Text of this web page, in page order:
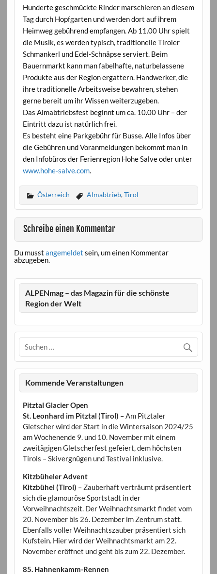
Hunderte geschmückte Rinder marschieren an diesem
Tag durch Hopfgarten und werden dort auf ihrem
Heimweg gebührend empfangen. Ab 11.00 Uhr spielt
die Musik, es werden typisch, traditionelle Tiroler
Schmankerl und Edel-Schnäpse serviert. Beim
Bauernmarkt kann man fabelhafte, naturbelassene
Produkte aus der Region ergattern. Handwerker, die
ihre traditionelle Arbeitsweise bewahren, stehen
gerne bereit um ihr Wissen weiterzugeben.
Das Almabtriebsfest beginnt um ca. 10.00 Uhr – der
Eintritt dazu ist natürlich frei.
Es besteht eine Parkgebühr für Busse. Alle Infos über
die Gebühren und Voranmeldungen bekommt man in
den Infobüros der Ferienregion Hohe Salve oder unter
www.hohe-salve.com.
Österreich Almabtrieb,Tirol
Schreibe einen Kommentar
Du musst angemeldet sein, um einen Kommentar
abzugeben.
ALPENmag – das Magazin für die schönste
Region der Welt
Kommende Veranstaltungen
Pitztal Glacier Open
St. Leonhard im Pitztal (Tirol) – Am Pitztaler
Gletscher wird der Start in die Wintersaison 2024/25
am Wochenende 9. und 10. November mit einem
zweitägigen Gletscherfest gefeiert, dem höchsten
Tirols – Skivergnügen und Testival inklusive.
Kitzbüheler Advent
Kitzbühel (Tirol) – Zauberhaft verträumt präsentiert
sich die glamouröse Sportstadt in der
Vorweihnachtszeit. Der Weihnachtsmarkt findet vom
20. November bis 26. Dezember im Zentrum statt.
Ebenfalls voller Weihnachtszauber präsentiert sich
Kufstein. Hier wird der Weihnachtsmarkt am 22.
November eröffnet und geht bis zum 22. Dezember.
85. Hahnenkamm-Rennen